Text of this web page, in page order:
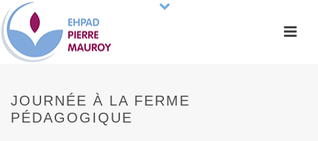
JOURNÉE À LA FERME
PÉDAGOGIQUE